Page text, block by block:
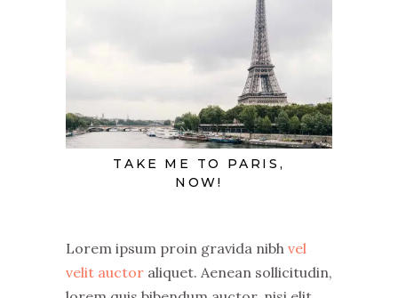
TAKE ME TO PARIS,
NOW!
Lorem ipsum proin gravida nibh vel
velit auctor aliquet. Aenean sollicitudin,